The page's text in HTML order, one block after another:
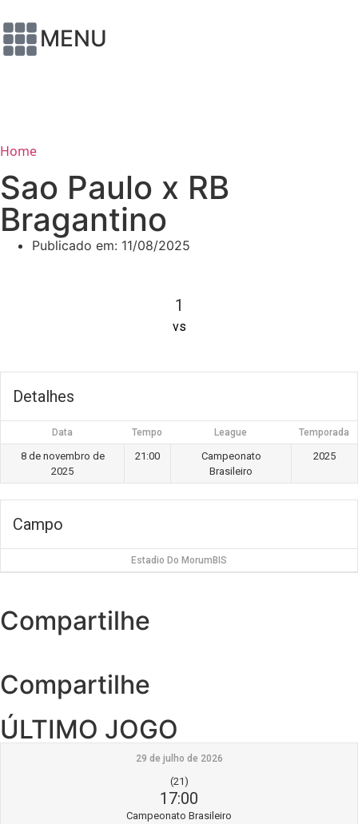
MENU
Home
Sao Paulo x RB
Bragantino
Publicado em: 11/08/2025
1
vs
Detalhes
Data Tempo League Temporada
8 de novembro de
2025
21:00
Campeonato
Brasileiro
2025
Campo
Estadio Do MorumBIS
Compartilhe
Compartilhe
ÚLTIMO JOGO
29 de julho de 2026
(21)
17:00
Campeonato Brasileiro